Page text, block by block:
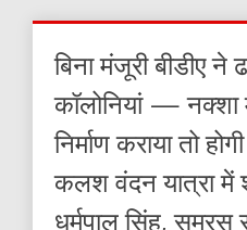
बिना मंजूरी बीडीए ने
कॉलोनियां — नक्शा
निर्माण कराया तो
कलश वंदन यात्रा में
धर्मपाल सिंह, समरस